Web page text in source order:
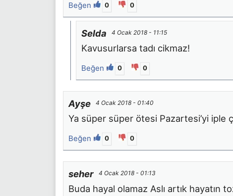
Beğen 0 0
Selda 4 Ocak 2018 - 11:15
Kavusurlarsa tadı cikmaz!
Beğen 0 0
Ayşe 4 Ocak 2018 - 01:40
Ya süper süper ötesi Pazartesi’yi iple
Beğen 0 0
seher 4 Ocak 2018 - 01:13
Buda hayal olamaz Aslı artık hayatın